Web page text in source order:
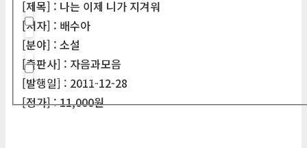
Hidden label
Hidden label
[제목] : 나는 이제 니가 지겨워
[저자] : 배수아
[분야] : 소설
[출판사] : 자음과모음
[발행일] : 2011-12-28
[정가] : 11,000원